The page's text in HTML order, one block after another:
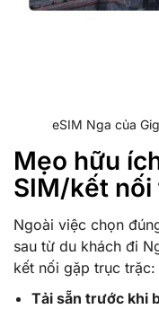
eSIM Nga của
Mẹo hữu
SIM/kết nối
Ngoài việc chọn
sau từ du khách đi
kết nối gặp trục trặc:
Tải sẵn trước khi